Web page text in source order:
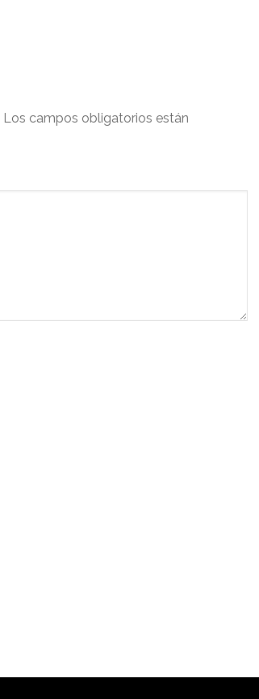
Los campos obligatorios están